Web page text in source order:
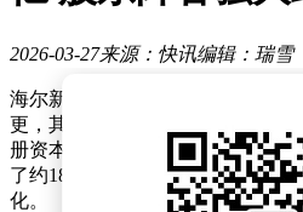
2026-03-27来源：快讯编辑：瑞雪
海尔新能源科技股份有限公司近
更，其注册资本实现了显著增长
册资本从原先的约3.4亿人民币提
了约18%，这一变动标志着海尔
化。